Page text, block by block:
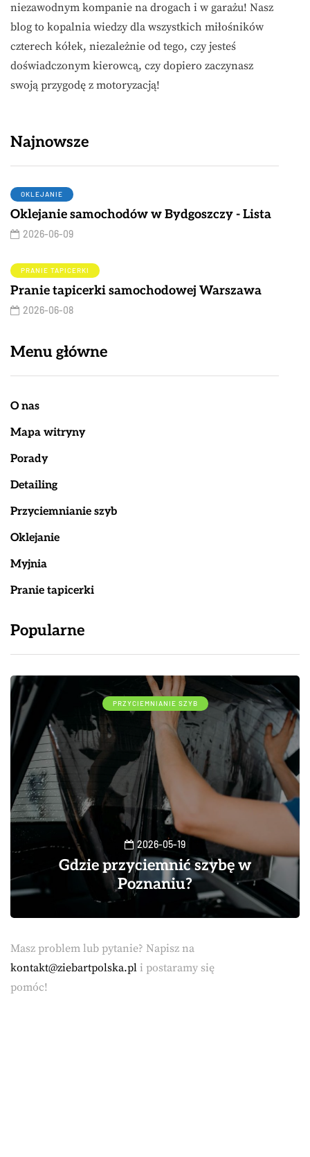
niezawodnym kompanie na drogach i w garażu! Nasz
blog to kopalnia wiedzy dla wszystkich miłośników
czterech kółek, niezależnie od tego, czy jesteś
doświadczonym kierowcą, czy dopiero zaczynasz
swoją przygodę z motoryzacją!
Najnowsze
OKLEJANIE
Oklejanie samochodów w Bydgoszczy - Lista
2026-06-09
PRANIE TAPICERKI
Pranie tapicerki samochodowej Warszawa
2026-06-08
Menu główne
O nas
Mapa witryny
Porady
Detailing
Przyciemnianie szyb
Oklejanie
Myjnia
Pranie tapicerki
Popularne
PRZYCIEMNIANIE SZYB
2026-05-19
Gdzie przyciemnić szybę w
Poznaniu?
Masz problem lub pytanie? Napisz na
kontakt@ziebartpolska.pl i postaramy się
pomóc!